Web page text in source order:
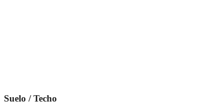
Suelo / Techo